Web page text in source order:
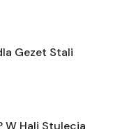
Gezet Stali
W Hali Stulecia